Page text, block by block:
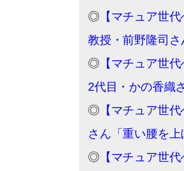
◎ 【マチュア世
教授・前野隆司さ
◎ 【マチュア世
2代目・かの香織
◎ 【マチュア世
さん「重い腰を上
◎ 【マチュア世